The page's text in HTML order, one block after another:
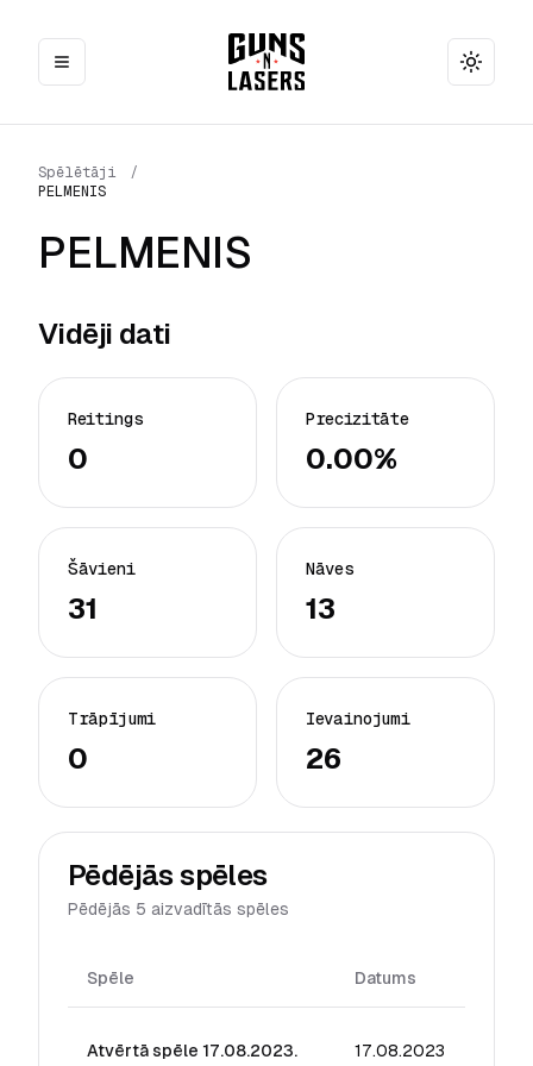
Toggle
Spēlētāji
/
PELMENIS
PELMENIS
Vidēji dati
Reitings
0
Precizitāte
0.00%
Šāvieni
31
Nāves
13
Trāpījumi
0
Ievainojumi
26
Pēdējās spēles
Pēdējās 5 aizvadītās spēles
Spēle Datums
Atvērtā spēle 17.08.2023. 17.08.2023